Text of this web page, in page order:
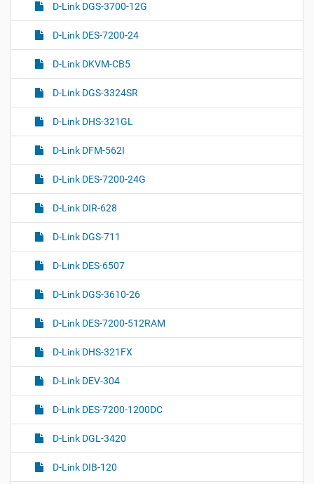
D-Link DGS-3700-12G
D-Link DES-7200-24
D-Link DKVM-CB5
D-Link DGS-3324SR
D-Link DHS-321GL
D-Link DFM-562I
D-Link DES-7200-24G
D-Link DIR-628
D-Link DGS-711
D-Link DES-6507
D-Link DGS-3610-26
D-Link DES-7200-512RAM
D-Link DHS-321FX
D-Link DEV-304
D-Link DES-7200-1200DC
D-Link DGL-3420
D-Link DIB-120